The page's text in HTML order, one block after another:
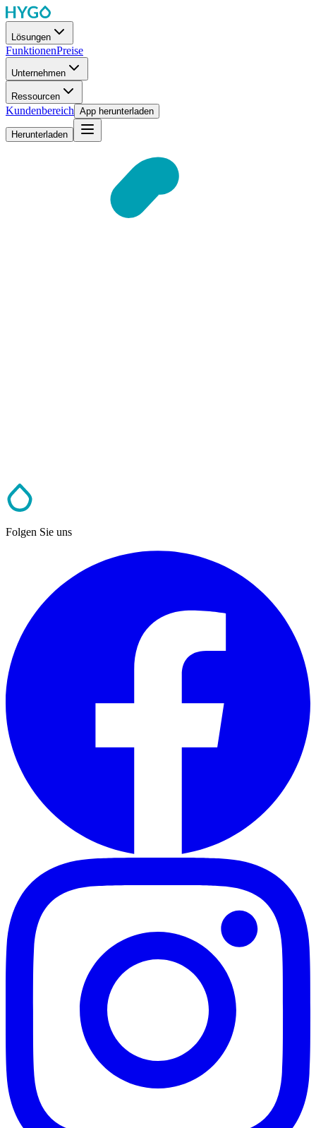
Lösungen
FunktionenPreise
Unternehmen
Ressourcen
Kundenbereich App herunterladen
Herunterladen
Folgen Sie uns